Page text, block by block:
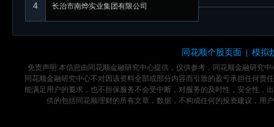
4 长治市南烨实业集团有限公司
同花顺个股页面 模拟
免责声明:本信息由同花顺金融研究中心提供，仅供参考，同花顺金融研究
同花顺金融研究中心不对因该资料全部或部分内容而引致的盈亏承担任何
能满足用户的要求，也不担保服务不会受中断，对服务的及时性，安全性，
供的包括同花顺理财的所有文章，数据，不构成任何的投资建议，用